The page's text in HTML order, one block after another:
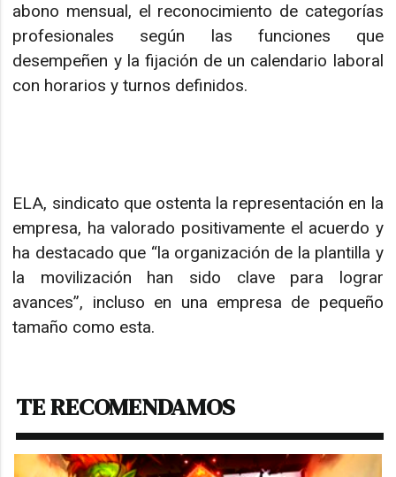
abono mensual, el reconocimiento de categorías
profesionales según las funciones que
desempeñen y la fijación de un calendario laboral
con horarios y turnos definidos.
ELA, sindicato que ostenta la representación en la
empresa, ha valorado positivamente el acuerdo y
ha destacado que “la organización de la plantilla y
la movilización han sido clave para lograr
avances”, incluso en una empresa de pequeño
tamaño como esta.
TE RECOMENDAMOS